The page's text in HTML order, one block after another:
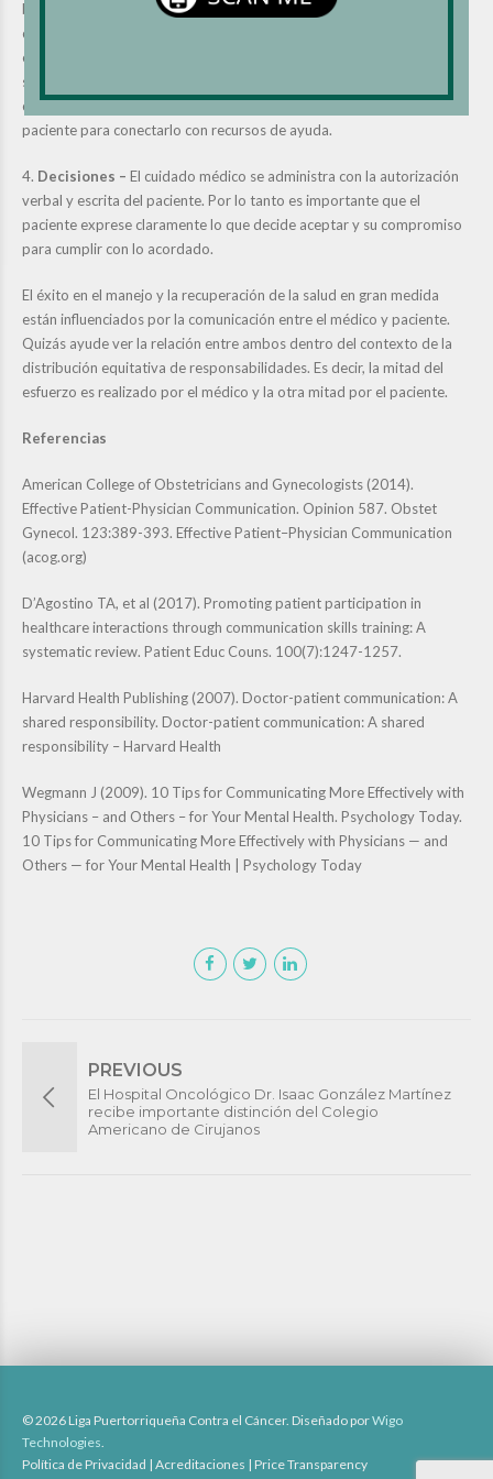
barreras, como por ejemplo, falta de transportación, problemas de
cuido de familiares y limitaciones económicas, permite al médico
explorar opciones y determinar si es bueno referir al paciente al
servicio de Trabajo Social o Navegación de Pacientes. Entre otras
cosas este servicio ayuda a evaluar el trasfondo socio-económico del
paciente para conectarlo con recursos de ayuda.
4. Decisiones – El cuidado médico se administra con la autorización
verbal y escrita del paciente. Por lo tanto es importante que el
paciente exprese claramente lo que decide aceptar y su compromiso
para cumplir con lo acordado.
El éxito en el manejo y la recuperación de la salud en gran medida
están influenciados por la comunicación entre el médico y paciente.
Quizás ayude ver la relación entre ambos dentro del contexto de la
distribución equitativa de responsabilidades. Es decir, la mitad del
esfuerzo es realizado por el médico y la otra mitad por el paciente.
Referencias
American College of Obstetricians and Gynecologists (2014).
Effective Patient-Physician Communication. Opinion 587. Obstet
Gynecol. 123:389-393. Effective Patient–Physician Communication
(acog.org)
D’Agostino TA, et al (2017). Promoting patient participation in
healthcare interactions through communication skills training: A
systematic review. Patient Educ Couns. 100(7):1247-1257.
Harvard Health Publishing (2007). Doctor-patient communication: A
shared responsibility. Doctor-patient communication: A shared
responsibility – Harvard Health
Wegmann J (2009). 10 Tips for Communicating More Effectively with
Physicians – and Others – for Your Mental Health. Psychology Today.
10 Tips for Communicating More Effectively with Physicians — and
Others — for Your Mental Health | Psychology Today
PREVIOUS
El Hospital Oncológico Dr. Isaac González Martínez
recibe importante distinción del Colegio
Americano de Cirujanos
© 2026 Liga Puertorriqueña Contra el Cáncer. Diseñado porWigo
Technologies
Política de Privacidad | Acreditaciones | Price Transparency